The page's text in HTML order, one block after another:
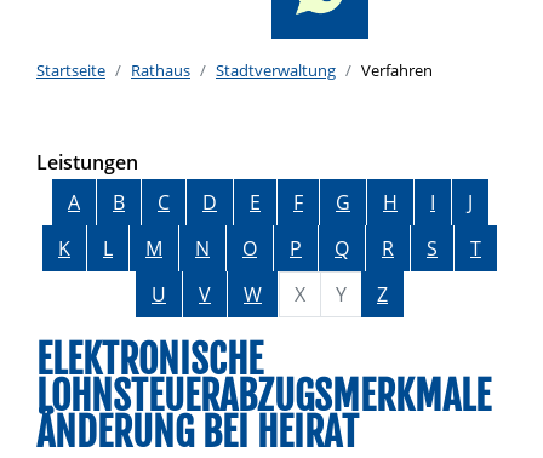
Startseite Rathaus Stadtverwaltung Verfahren
Leistungen
Alphabetisches Register überspringen
A B C D E F G H I
J
K
L M N O P Q R S
T
U
V W X Y Z
ELEKTRONISCHE
LOHNSTEUERABZUGSMERKMALE
ÄNDERUNG BEI HEIRAT